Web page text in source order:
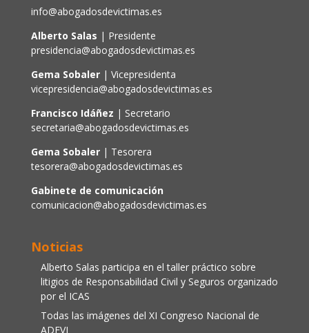
info@abogadosdevictimas.es
Alberto Salas | Presidente
presidencia@abogadosdevictimas.es
Gema Sobaler | Vicepresidenta
vicepresidencia@abogadosdevictimas.es
Francisco Idáñez | Secretario
secretaria@abogadosdevictimas.es
Gema Sobaler| Tesorera
tesorera@abogadosdevictimas.es
Gabinete de comunicación
comunicacion@abogadosdevictimas.es
Noticias
Alberto Salas participa en el taller práctico sobre
litigios de Responsabilidad Civil y Seguros organizado
por el ICAS
Todas las imágenes del XI Congreso Nacional de
ADEVI